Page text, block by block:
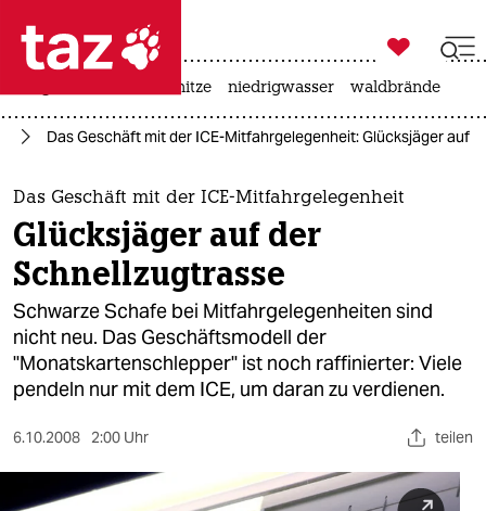
 taz zahl ich
taz zahl ich
themen
politik
öko
gesellschaft
kultur
sport
berlin

taz zahl ich
hitze niedrigwasser waldbrände
Das Geschäft mit der ICE-Mitfahrgelegenheit: Glücksjäger auf
Das Geschäft mit der ICE-Mitfahrgelegenheit
Glücksjäger auf der
Schnellzugtrasse
Schwarze Schafe bei Mitfahrgelegenheiten sind
nicht neu. Das Geschäftsmodell der
"Monatskartenschlepper" ist noch raffinierter: Viele
pendeln nur mit dem ICE, um daran zu verdienen.
6.10.2008 2:00 Uhr teilen